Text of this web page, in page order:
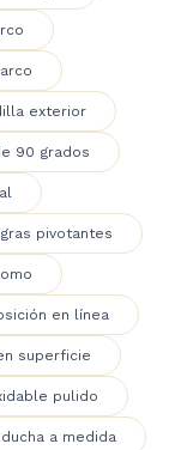
exterior
90 grados
pivotantes
en línea
superficie
pulido
a medida